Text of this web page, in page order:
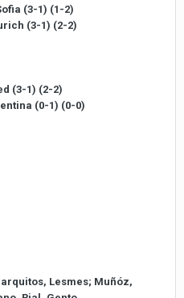
(3-1) (1-2)
(3-1) (2-2)
(3-1) (2-2)
(0-1) (0-0)
Lesmes; Muñóz,